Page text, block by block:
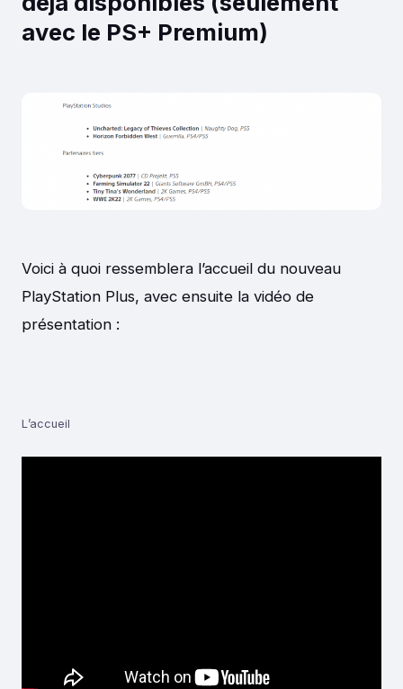
avec le PS+ Premium)
Voici à quoi ressemblera l’accueil du nouveau
PlayStation Plus, avec ensuite la vidéo de
présentation :
L’accueil